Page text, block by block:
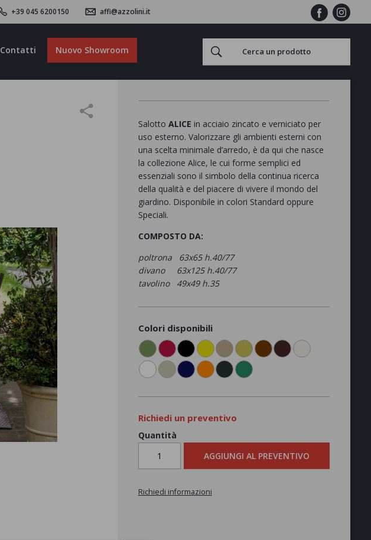
+39 045 6200150 affi@azzolini.it
Contatti Nuovo Showroom
Salotto ALICE in acciaio zincato e verniciato per
uso esterno. Valorizzare gli ambienti esterni con
una scelta minimale d’arredo, è da qui che nasce
la collezione Alice, le cui forme semplici ed
essenziali sono il simbolo della continua ricerca
della qualità e del piacere di vivere il mondo del
giardino. Disponibile in colori Standard oppure
Speciali.
COMPOSTO DA:
poltrona 63x65 h.40/77
divano 63x125 h.40/77
tavolino 49x49 h.35
Colori disponibili
Richiedi un preventivo
Quantità
AGGIUNGI AL PREVENTIVO
Richiedi informazioni